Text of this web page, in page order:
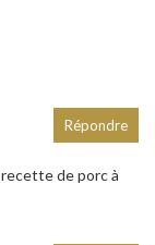
de porc à
Répondre